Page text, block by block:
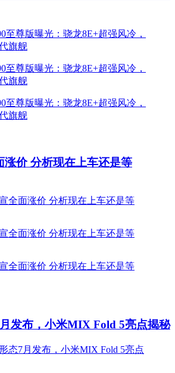
涨价 分析现在上车还是等
发布，小米MIX Fold 5亮点揭秘